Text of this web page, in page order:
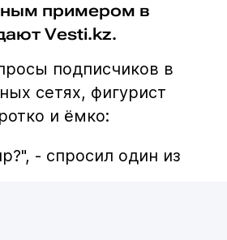
примером в
Vesti.kz.
подписчиков в
сетях, фигурист
и ёмко:
- спросил один из